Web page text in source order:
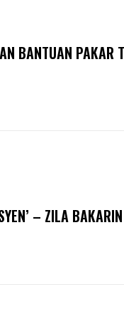
BANTUAN PAKAR
– ZILA BAKARIN